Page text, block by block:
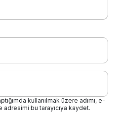
kullanılmak üzere adımı, e-
bu tarayıcıya kaydet.